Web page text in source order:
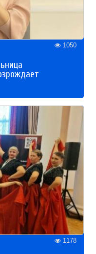
1050
1178